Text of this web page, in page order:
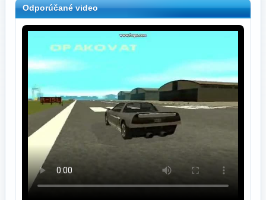
Odporúčané video